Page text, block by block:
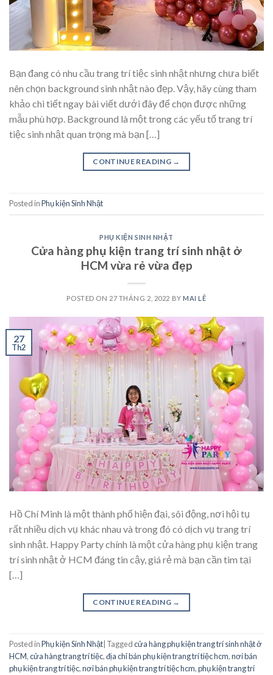
Bạn đang có nhu cầu trang trí tiệc sinh nhật nhưng chưa biết
nên chọn background sinh nhật nào đẹp. Vậy, hãy cùng tham
khảo chi tiết ngay bài viết dưới đây để chọn được những
mẫu phù hợp. Background là một trong các yếu tố trang trí
tiệc sinh nhật quan trọng mà bạn […]
CONTINUE READING →
Posted inPhụ kiện Sinh Nhật
PHỤ KIỆN SINH NHẬT
Cửa hàng phụ kiện trang trí sinh nhật ở
HCM vừa rẻ vừa đẹp
POSTED ON 27 THÁNG 2, 2022 BY MAI LÊ
27
Th2
Hồ Chí Minh là một thành phố hiện đại, sôi động, nơi hội tụ
rất nhiều dịch vụ khác nhau và trong đó có dịch vụ trang trí
sinh nhật. Happy Party chính là một cửa hàng phụ kiện trang
trí sinh nhật ở HCM đáng tin cậy, giá rẻ mà bạn cần tìm tại
[…]
CONTINUE READING →
Posted inPhụ kiện Sinh Nhật Taggedcửa hàng phụ kiện trang trí sinh nhật ở
HCM,cửa hàng trang trí tiệc,địa chỉ bán phụ kiện trang trí tiệc hcm,nơi bán
phụ kiện trang trí tiệc,nơi bán phụ kiện trang trí tiệc hcm,phụ kiện trang trí